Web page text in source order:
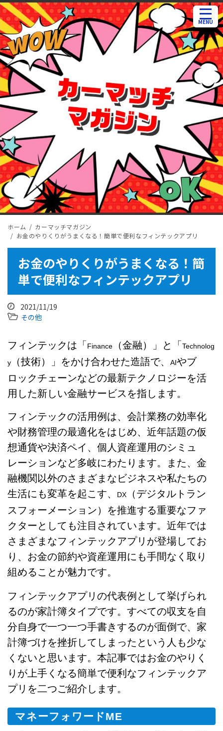
ホーム
カーマッチマガジン
お金のやりくりがうまくなる！簡単で便利なフィンテックアプリ
お金のやりくりがうまくなる！簡
単で便利なフィンテックアプリ
2021/11/19
その他
フィンテックは「 Finance （金融）」と「 Technolog
y （技術）」をかけ合わせた造語で、 AIやブ
ロックチェーンなどの最新テクノロジーを活
用した新しい金融サービスを指します。
フィンテックの活用例は、会計業務の効率化
や財務管理の最適化をはじめ、近年話題の仮
想通貨や決済ペイ、個人資産運用のシミュ
レーションなど多岐にわたります。また、金
融機関以外のさまざまなビジネスや私たちの
生活にも変革を起こす、
DX
（デジタルトラン
スフォーメーション）を推進する重要なファ
クターとしても注目されています。近年では
さまざまなフィンテックアプリが登場してお
り、お金の節約や資産運用にも手間なく取り
組めることが魅力です。
フィンテックアプリの代表例として挙げられ
るのが家計簿タイプです。すべての収支を自
分自身で一つ一つ手書きするのが面倒で、家
計簿づけを挫折してしまったという人も少な
くないと思います。本記事ではお金のやりく
りが上手くなる簡単で便利なフィンテックア
プリを二つご紹介します。
マネーフォワードME